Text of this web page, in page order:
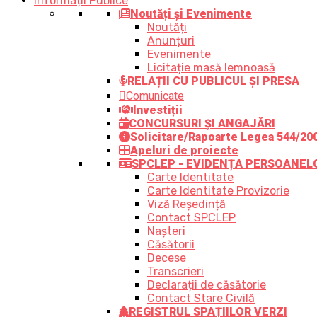
Noutăți și Evenimente
Noutăți
Anunțuri
Evenimente
Licitație masă lemnoasă
RELAȚII CU PUBLICUL ȘI PRESA
Comunicate
Investiții
CONCURSURI ȘI ANGAJĂRI
Solicitare/Rapoarte Legea 544/
Apeluri de proiecte
SPCLEP - EVIDENȚA
Carte Identitate
Carte Identitate Provizorie
Viză Reședință
Contact SPCLEP
Nașteri
Căsătorii
Decese
Transcrieri
Declarații de căsătorie
Contact Stare Civilă
REGISTRUL SPAȚIILOR VERZI